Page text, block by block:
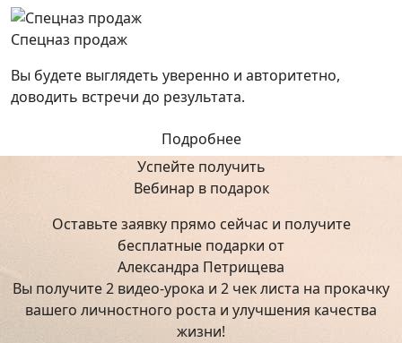
Спецназ продаж
Вы будете выглядеть уверенно и авторитетно,
доводить встречи до результата.
Подробнее
Успейте получить
Вебинар в подарок
Оставьте заявку прямо сейчас и получите
бесплатные подарки от
Александра Петрищева
Вы получите 2 видео-урока и 2 чек листа на прокачку
вашего личностного роста и улучшения качества
жизни!